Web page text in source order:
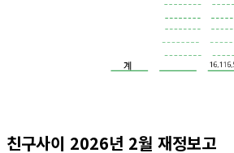
친구사이 2026년 2월 재정보고